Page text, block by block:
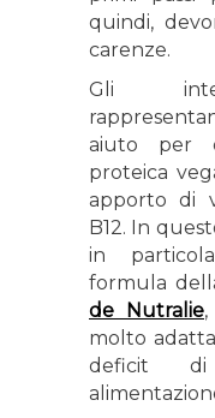
quindi,
carenze.
Gli
aiuto per
proteica
apporto di
B12. In
in
formula
de Nutralie
molto
deficit